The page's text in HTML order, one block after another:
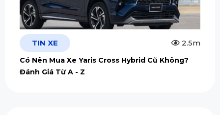
TIN XE 2.5m
Có Nên Mua Xe Yaris Cross Hybrid Cũ Không?
Đánh Giá Từ A - Z